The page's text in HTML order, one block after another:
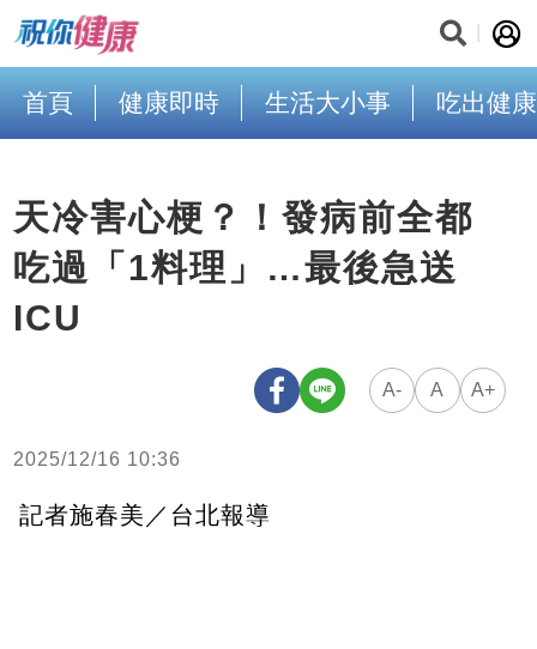
首頁 健康即時 生活大小事 吃出健康
天冷害心梗？！發病前全都
吃過「1料理」…最後急送
ICU
A- A A+
2025/12/16 10:36
記者施春美／台北報導